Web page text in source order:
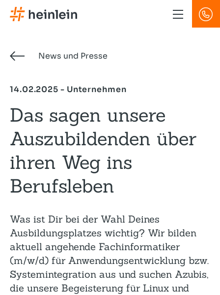
Direkt
zum
News und Presse
14.02.2025 - Unternehmen
Das sagen unsere
Auszubil­denden über
ihren Weg ins
Berufsleben
Was ist Dir bei der Wahl Deines
Ausbildungsplatzes wichtig? Wir bilden
aktuell angehende Fachinformatiker
(m/w/d) für Anwendungsentwicklung bzw.
Systemintegration aus und suchen Azubis,
die unsere Begeisterung für Linux und